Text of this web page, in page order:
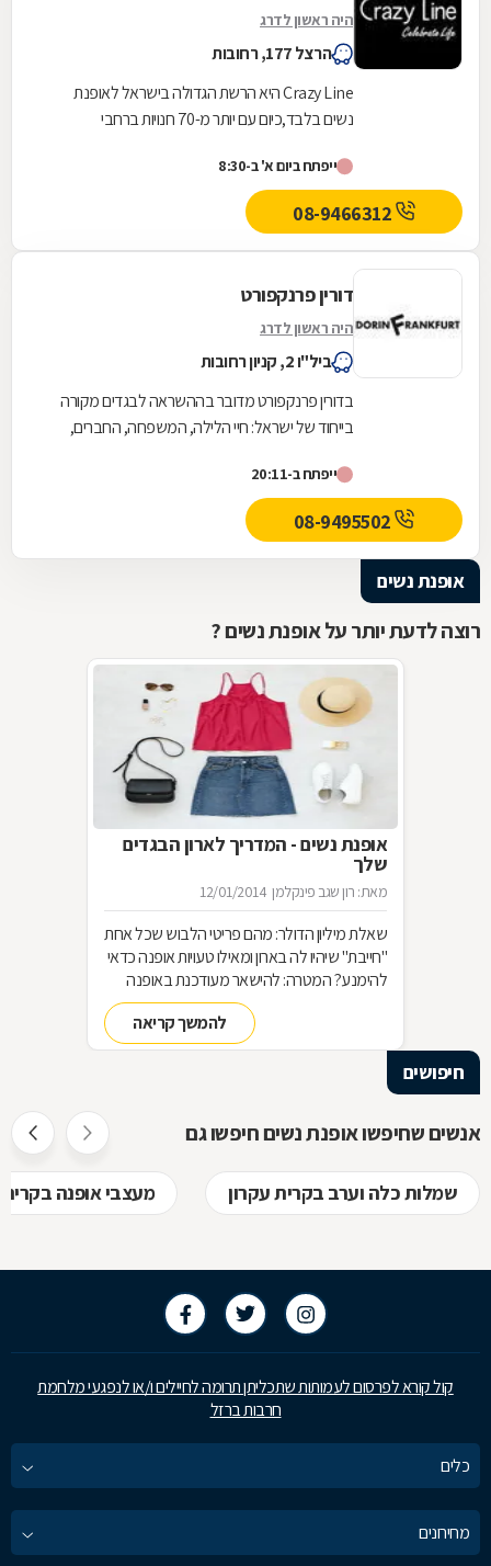
היה ראשון לדרג
הרצל 177, רחובות
Crazy Line היא הרשת הגדולה בישראל לאופנת
נשים בלבד,כיום עם יותר מ-70 חנויות ברחבי
הנאמן שלה בגדים...
ייפתח ביום א' ב-8:30
דורין פרנקפורט
היה ראשון לדרג
ביל"ו 2, קניון רחובות
בדורין פרנקפורט מדובר בההשראה לבגדים מקורה
בייחוד של ישראל: חיי הלילה, המשפחה, החברים,
במעצבת היחידה...
ייפתח ב-20:11
08-9495502
אופנת נשים
רוצה לדעת יותר על אופנת נשים ?
אופנת נשים - המדריך לארון הבגדים
שלך
מאת: רון שגב פינקלמן 12/01/2014
שאלת מיליון הדולר: מהם פריטי הלבוש שכל אחת
"חייבת" שיהיו לה בארון ומאילו טעויות אופנה כדאי
להימנע? המטרה: להישאר מעודכנת באופנה
מבלי להחליף מלתחה שלמה כל עונה האמצעי:
להמשך קריאה
חיפושים
אנשים שחיפשו אופנת נשים חיפשו גם
שמלות כלה וערב בקרית עקרון מעצבי אופנה בקרית
קול קורא לפרסום לעמותות שתכליתן תרומה לחיילים ו/או לנפגעי מלחמת
חרבות ברזל
כלים
מחירונים